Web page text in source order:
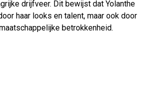
drijfveer. Dit bewijst dat Yolanthe
haar looks en talent, maar ook door
betrokkenheid.